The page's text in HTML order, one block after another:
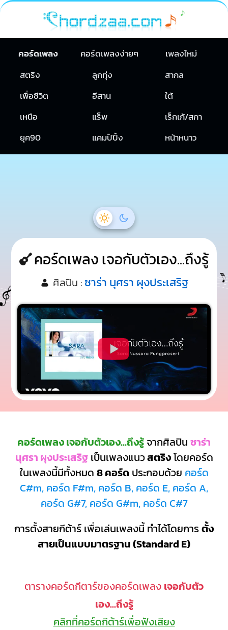
คอร์ดเพลง คอร์ดเพลงง่ายๆ
เพลงใหม่
สตริง
ลูกทุ่ง
สากล
เพื่อชีวิต
อีสาน
ใต้
เหนือ
แร็พ
เร็กเก้/สกา
ยุค90
แคมป์ปิ้ง หน้าหนาว
คอร์ดเพลง เจอกับตัวเอง...ถึงรู้
ศิลปิน : ซาร่า นุศรา ผุงประเสริฐ
คอร์ดเพลง เจอกับตัวเอง...ถึงรู้ จากศิลปิน ซาร่า
นุศรา ผุงประเสริฐเป็นเพลงแนวสตริงโดยคอร์ด
ในเพลงนี้มีทั้งหมด 8 คอร์ด ประกอบด้วย คอร์ด
C#m, คอร์ด F#m, คอร์ด B, คอร์ด E, คอร์ด A,
คอร์ด G#7, คอร์ด G#m, คอร์ด C#7
การตั้งสายกีต้าร์ เพื่อเล่นเพลงนี้ ทำได้โดยการตั้ง
สายเป็นแบบมาตรฐาน (Standard E)
ตารางคอร์ดกีตาร์ของคอร์ดเพลง เจอกับตัว
เอง...ถึงรู้
คลิกที่คอร์ดกีต้าร์เพื่อฟังเสียง